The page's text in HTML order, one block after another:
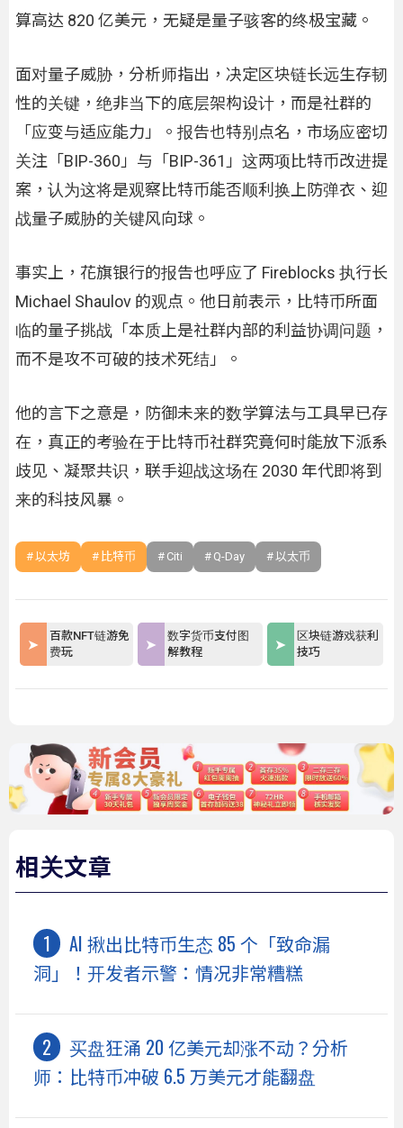
算高达 820 亿美元，无疑是量子骇客的终极宝藏。
面对量子威胁，分析师指出，决定区块链长远生存韧
性的关键，绝非当下的底层架构设计，而是社群的
「应变与适应能力」。报告也特别点名，市场应密切
关注「BIP-360」与「BIP-361」这两项比特币改进提
案，认为这将是观察比特币能否顺利换上防弹衣、迎
战量子威胁的关键风向球。
事实上，花旗银行的报告也呼应了 Fireblocks 执行长
Michael Shaulov 的观点。他日前表示，比特币所面
临的量子挑战「本质上是社群内部的利益协调问题，
而不是攻不可破的技术死结」。
他的言下之意是，防御未来的数学算法与工具早已存
在，真正的考验在于比特币社群究竟何时能放下派系
歧见、凝聚共识，联手迎战这场在 2030 年代即将到
来的科技风暴。
以太坊 比特币 Citi Q-Day 以太币
百款NFT链游免
费玩
数字货币支付图
解教程
区块链游戏获利
技巧
相关文章
AI 揪出比特币生态 85 个「致命漏
洞」！开发者示警：情况非常糟糕
买盘狂涌 20 亿美元却涨不动？分析
师：比特币冲破 6.5 万美元才能翻盘